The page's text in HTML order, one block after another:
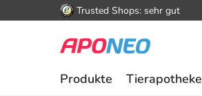
Trusted Shops: sehr gut
Produkte Tierapotheke